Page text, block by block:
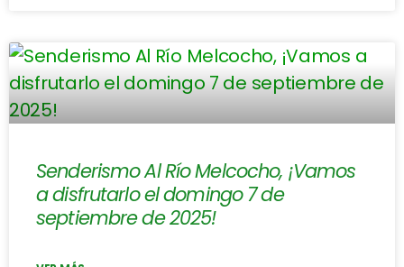
Senderismo Al Río Melcocho, ¡Vamos
a disfrutarlo el domingo 7 de
septiembre de 2025!